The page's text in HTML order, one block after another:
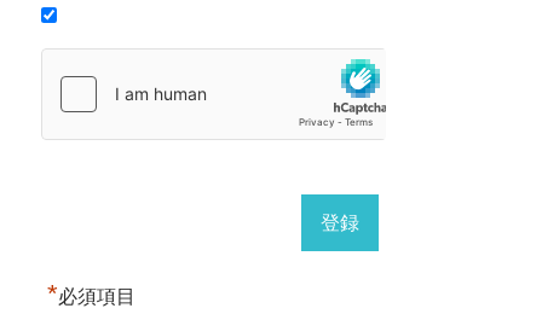
*必須項目